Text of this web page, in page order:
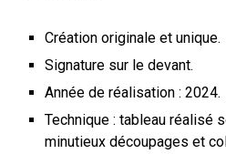
Création originale et unique.
Signature sur le devant.
Année de réalisation : 2024.
Technique : tableau réalisé
minutieux découpages et